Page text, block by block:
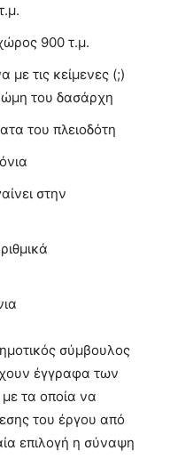
900 τ.μ.
τις κείμενες (;)
του δασάρχη
του πλειοδότη
στην
σύμβουλος
έγγραφα των
τα οποία να
του έργου από
επιλογή η σύναψη